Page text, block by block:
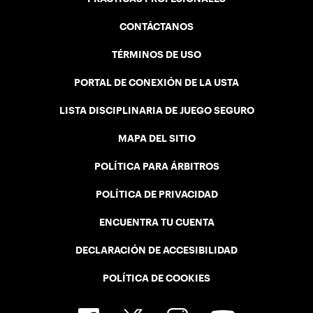
CONTÁCTANOS
TÉRMINOS DE USO
PORTAL DE CONEXIÓN DE LA USTA
LISTA DISCIPLINARIA DE JUEGO SEGURO
MAPA DEL SITIO
POLÍTICA PARA ÁRBITROS
POLÍTICA DE PRIVACIDAD
ENCUENTRA TU CUENTA
DECLARACIÓN DE ACCESIBILIDAD
POLÍTICA DE COOKIES